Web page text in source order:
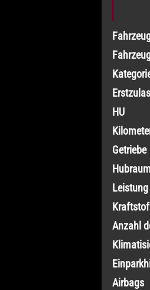
HU
Getriebe
Leistung
Anzahl
Airbags